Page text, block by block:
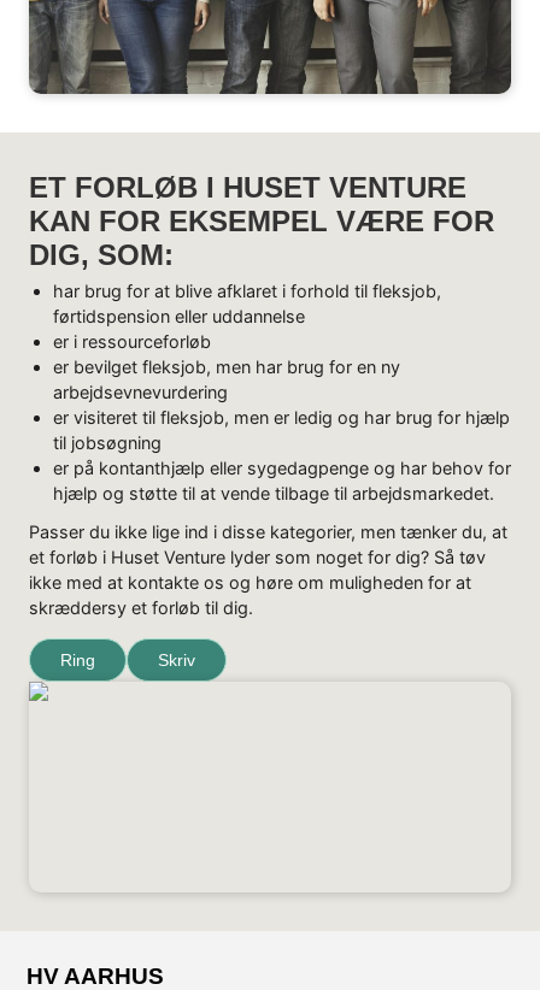
ET FORLØB I HUSET VENTURE
KAN FOR EKSEMPEL VÆRE FOR
DIG, SOM:
har brug for at blive afklaret i forhold til fleksjob,
førtidspension eller uddannelse
er i ressourceforløb
er bevilget fleksjob, men har brug for en ny
arbejdsevnevurdering
er visiteret til fleksjob, men er ledig og har brug for hjælp
til jobsøgning
er på kontanthjælp eller sygedagpenge og har behov for
hjælp og støtte til at vende tilbage til arbejdsmarkedet.
Passer du ikke lige ind i disse kategorier, men tænker du, at
et forløb i Huset Venture lyder som noget for dig? Så tøv
ikke med at kontakte os og høre om muligheden for at
skræddersy et forløb til dig.
Ring Skriv
HV AARHUS